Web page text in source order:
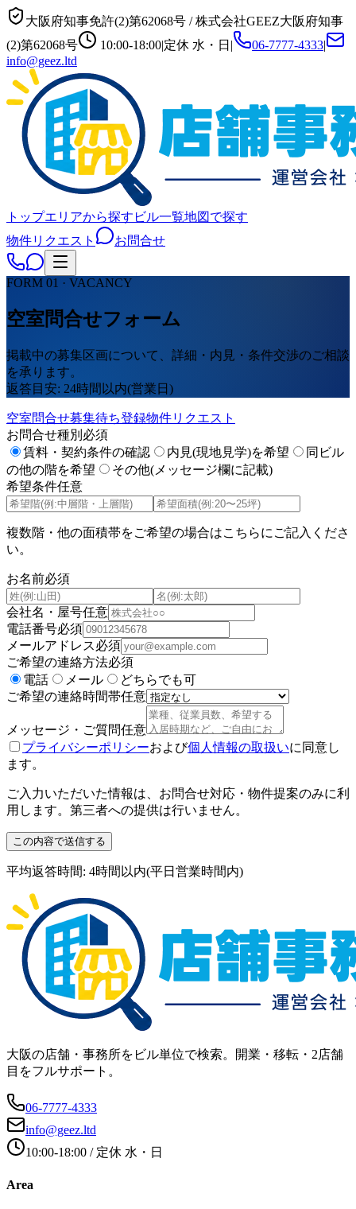
大阪府知事免許(2)第62068号 /株式会社GEEZ大阪府知事
(2)第62068号
10:00-18:00|定休 水・日 | 06-7777-4333|
info@geez.ltd
トップエリアから探す ビル一覧地図で探す
物件リクエスト
お問合せ
FORM 01 · VACANCY
空室問合せフォーム
掲載中の募集区画について、詳細・内見・条件交渉のご相談
を承ります。
返答目安: 24時間以内(営業日)
空室問合せ募集待ち登録物件リクエスト
お問合せ種別 必須
賃料・契約条件の確認
内見(現地見学)を希望
同ビル
の他の階を希望
その他(メッセージ欄に記載)
希望条件任意
複数階・他の面積帯をご希望の場合はこちらにご記入くださ
い。
お名前必須
会社名・屋号任意
電話番号必須
メールアドレス必須
ご希望の連絡方法必須
電話
メール
どちらでも可
ご希望の連絡時間帯任意
メッセージ・ご質問任意
プライバシーポリシーおよび個人情報の取扱いに同意し
ます。
ご入力いただいた情報は、お問合せ対応・物件提案のみに利
用します。第三者への提供は行いません。
この内容で送信する
平均返答時間: 4時間以内(平日営業時間内)
大阪の店舗・事務所をビル単位で検索。開業・移転・2店舗
目をフルサポート。
06-7777-4333
info@geez.ltd
10:00-18:00 / 定休 水・日
Area